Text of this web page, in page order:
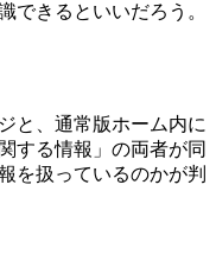
できるといいだろう。
と、通常版ホーム内に
する情報」の両者が同
を扱っているのかが判